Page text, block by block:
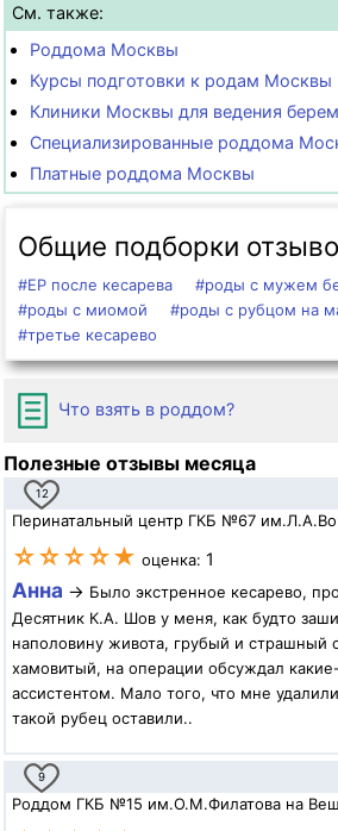
См. также:
Роддома Москвы
Курсы подготовки к родам Москвы
Клиники Москвы для ведения
Специализированные роддома
Платные роддома Москвы
Общие подборки
#ЕР после кесарева #роды с мужем
#роды с миомой
#роды с рубцом на
#третье кесарево
Что взять в роддом?
Полезные отзывы месяца
12
Перинатальный центр ГКБ №67
☆☆☆☆★ оценка: 1
Анна → Было экстренное кесарево,
Десятник К.А. Шов у меня, как будто
наполовину живота, грубый и страшный
хамовитый, на операции обсуждал
ассистентом. Мало того, что мне
такой рубец оставили..
9
Роддом ГКБ №15 им.О.М.Филатова на